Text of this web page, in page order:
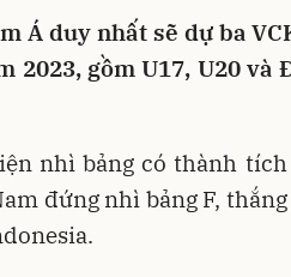
Á duy nhất sẽ dự ba
2023, gồm U17, U20 và
nhì bảng có thành
đứng nhì bảng F,